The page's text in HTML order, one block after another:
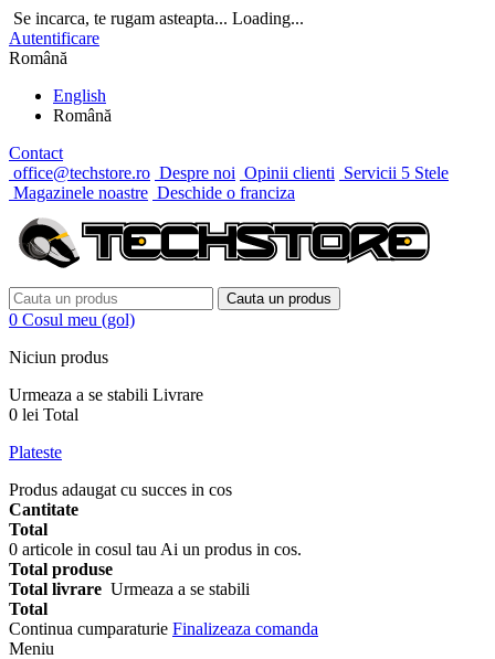
Se incarca, te rugam asteapta... Loading...
Autentificare
Română
English
Română
Contact
office@techstore.ro Despre noi Opinii clienti Servicii 5 Stele
Magazinele noastre Deschide o franciza
Cauta un produs
0 Cosul meu (gol)
Niciun produs
Urmeaza a se stabili Livrare
0 lei Total
Plateste
Produs adaugat cu succes in cos
Cantitate
Total
0 articole in cosul tau Ai un produs in cos.
Total produse
Total livrare Urmeaza a se stabili
Total
Continua cumparaturie Finalizeaza comanda
Meniu